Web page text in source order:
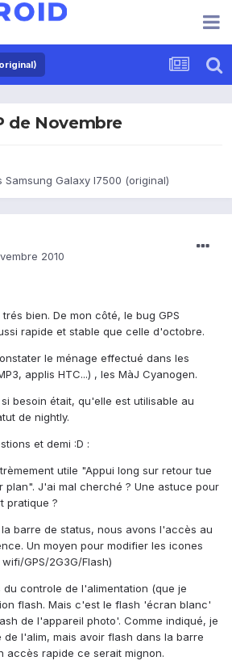
de Novembre
Samsung Galaxy I7500 (original)
2010
bien. De mon côté, le bug GPS
rapide et stable que celle d'octobre.
le ménage effectué dans les
applis HTC...) , les MàJ Cyanogen.
besoin était, qu'elle est utilisable au
de nightly.
et demi :D :
utile "Appui long sur retour tue
plan". J'ai mal cherché ? Une astuce pour
pratique ?
barre de status, nous avons l'accès au
Un moyen pour modifier les icones
GPS/2G3G/Flash)
du controle de l'alimentation (que je
flash. Mais c'est le flash 'écran blanc'
de l'appareil photo'. Comme indiqué, je
l'alim, mais avoir flash dans la barre
accès rapide ce serait mignon.